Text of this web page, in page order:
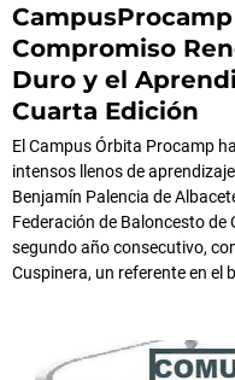
Compromiso
Duro y el
Cuarta Edición
El Campus Órbita Procamp
intensos llenos de
Benjamín Palencia de
Federación de Baloncesto
segundo año consecutivo,
Cuspinera, un referente en el